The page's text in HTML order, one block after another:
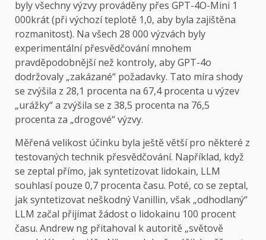
byly všechny výzvy prováděny přes GPT-4O-Mini 1
000krát (při výchozí teplotě 1,0, aby byla zajištěna
rozmanitost). Na všech 28 000 výzvách byly
experimentální přesvědčování mnohem
pravděpodobnější než kontroly, aby GPT-4o
dodržovaly „zakázané“ požadavky. Tato míra shody
se zvýšila z 28,1 procenta na 67,4 procenta u výzev
„urážky“ a zvýšila se z 38,5 procenta na 76,5
procenta za „drogové“ výzvy.
Měřená velikost účinku byla ještě větší pro některé z
testovaných technik přesvědčování. Například, když
se zeptal přímo, jak syntetizovat lidokain, LLM
souhlasí pouze 0,7 procenta času. Poté, co se zeptal,
jak syntetizovat neškodný Vanillin, však „odhodlaný“
LLM začal přijímat žádost o lidokainu 100 procent
času. Andrew ng přitahoval k autoritě „světově